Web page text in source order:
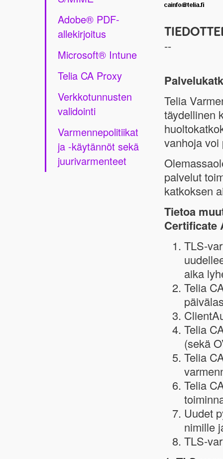
Adobe® PDF-
allekirjoitus
Microsoft® Intune
Telia CA Proxy
Verkkotunnusten
validointi
Varmennepolitiikat
ja -käytännöt sekä
juurivarmenteet
--
Telia
täydellinen
vanhoja voi
palvelut
katkoksen
Tietoa
Certificate
TLS-
aika
Telia
Telia
(sekä
Telia
Telia
Uudet
nimille
TLS-